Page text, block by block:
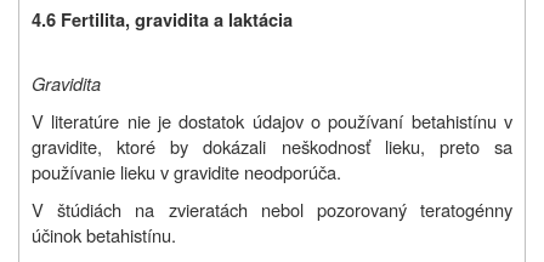
4.6 Fertilita, gravidita a laktácia
Gravidita
V literatúre nie je dostatok údajov o používaní betahistínu v
gravidite, ktoré by dokázali neškodnosť lieku, preto sa
používanie lieku v gravidite neodporúča.
V štúdiách na zvieratách nebol pozorovaný teratogénny
účinok betahistínu.